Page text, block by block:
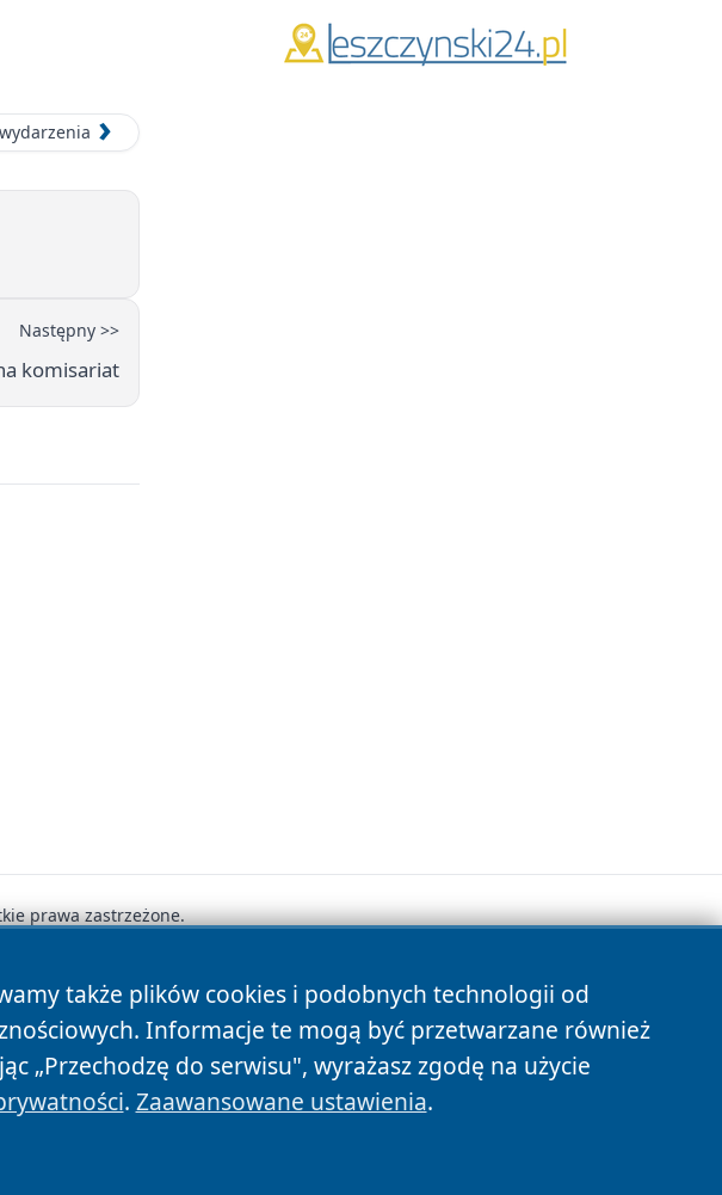
Następny >>
komisariat
także plików cookies i podobnych technologii od
Informacje te mogą być przetwarzane również
„Przechodzę do serwisu", wyrażasz zgodę na użycie
. Zaawansowane ustawienia.
prawa zastrzeżone.
Polityka Cookies